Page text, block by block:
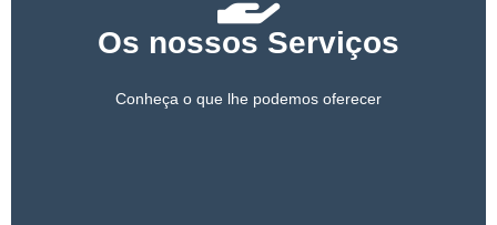
Os nossos Serviços
Conheça o que lhe podemos oferecer